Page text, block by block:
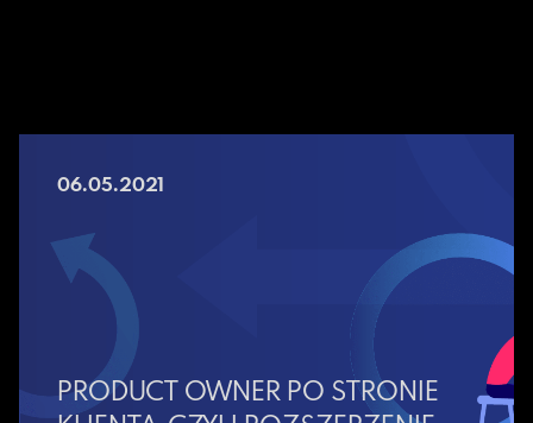
06.05.2021
PRODUCT OWNER PO STRONIE